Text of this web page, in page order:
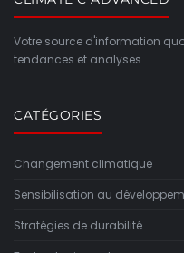
Votre source d'information
tendances et analyses.
CATÉGORIES
Changement climatique
Sensibilisation au
Stratégies de durabilité